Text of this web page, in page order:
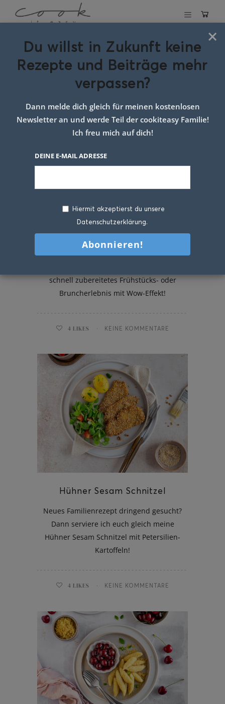
Eis am Stil
Schlagwort:
foodbloggerin
Frühstücksei im Glas
schnell zubereitetes Frühstücks- oder
Bruncherlebnis mit Wow-Effekt!
4 LIKES KEINE KOMMENTARE
Hühner Sesam Schnitzel
Neues Familienrezept dringend gesucht?
Dann serviere ich euch gleich meine
Hühner Sesam Schnitzel mit Petersilien-
Kartoffeln!
4 LIKES KEINE KOMMENTARE
×
Du willst in Zukunft keine
Rezepte und Beiträge mehr
verpassen?
Dann melde dich gleich für meinen kostenlosen
Newsletter an und werde Teil der cookiteasy Familie!
Ich freu mich auf dich!
DEINE E-MAIL ADRESSE
Hiermit akzeptierst du unsere
Datenschutzerklärung.